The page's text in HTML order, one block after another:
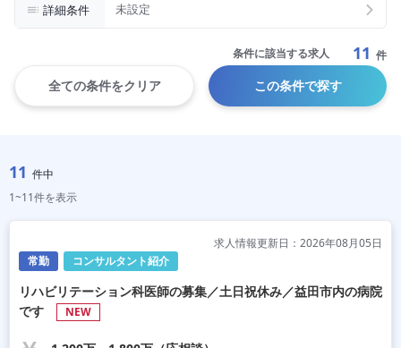
詳細条件 未設定
条件に該当する求人 11 件
全ての条件をクリア この条件で探す
11 件中
1~11件を表示
常勤 コンサルタント紹介
求人情報更新日：2026年08月05日
リハビリテーション科医師の募集／土日祝休み／益田市内の病院
です
NEW